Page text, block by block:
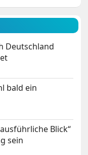
Deutschland
bald ein
Blick“
sein